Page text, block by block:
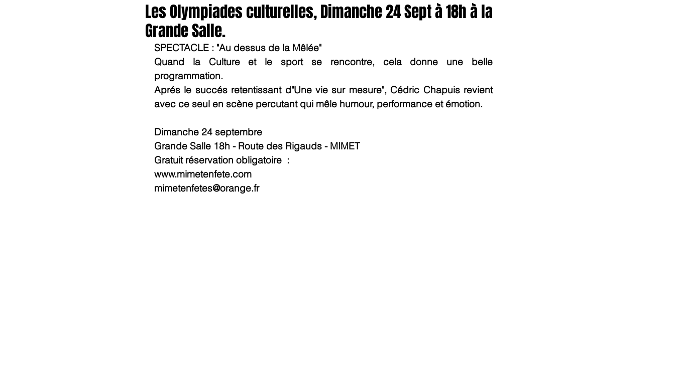
Les Olympiades culturelles, Dimanche 24 Sept à 18h à la
Grande Salle.
SPECTACLE : "Au dessus de la Mêlée"
Quand la Culture et le sport se rencontre, cela donne une belle
programmation.
Aprés le succés retentissant d"Une vie sur mesure", Cédric Chapuis revient
avec ce seul en scène percutant qui mêle humour, performance et émotion.
Dimanche 24 septembre
Grande Salle 18h - Route des Rigauds - MIMET
Gratuit réservation obligatoire  :
www.mimetenfete.com
mimetenfetes@orange.fr